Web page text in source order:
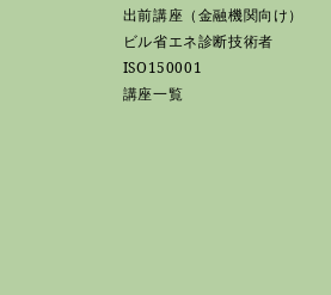
出前講座（金融機関向け）
ビル省エネ診断技術者
ISO150001
講座一覧